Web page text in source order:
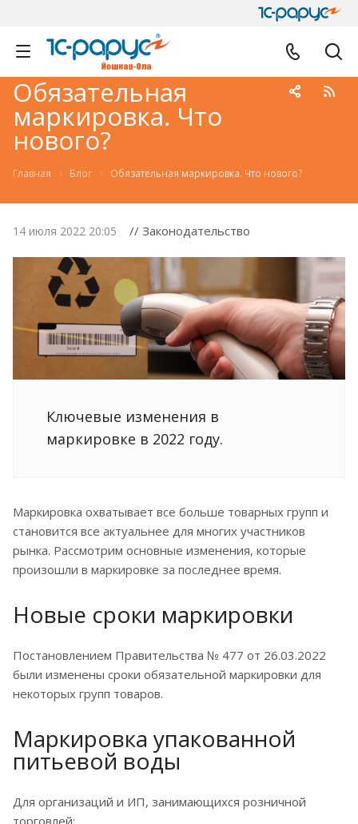
Обязательная
маркировка. Что
нового?
Главная Блог Обязательная маркировка. Что нового?
14 июля 2022 20:05 // Законодательство
Ключевые изменения в
маркировке в 2022 году.
Маркировка охватывает все больше товарных групп и
становится все актуальнее для многих участников
рынка. Рассмотрим основные изменения, которые
произошли в маркировке за последнее время.
Новые сроки маркировки
Постановлением Правительства № 477 от 26.03.2022
были изменены сроки обязательной маркировки для
некоторых групп товаров.
Маркировка упакованной
питьевой воды
Для организаций и ИП, занимающихся розничной